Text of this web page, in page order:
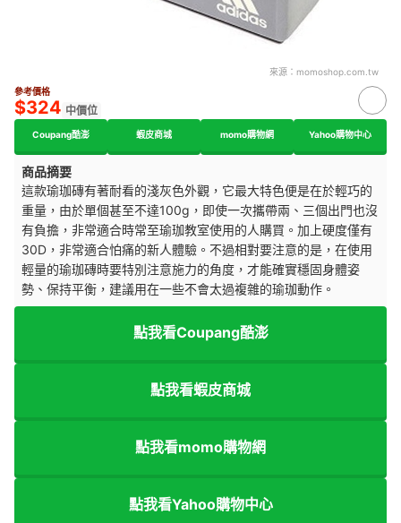
來源： momoshop.com.tw
參考價格
$324 中價位
Coupang酷澎 蝦皮商城 momo購物網 Yahoo購物中心
商品摘要
這款瑜珈磚有著耐看的淺灰色外觀，它最大特色便是在於輕巧的
重量，由於單個甚至不達100g，即使一次攜帶兩、三個出門也沒
有負擔，非常適合時常至瑜珈教室使用的人購買。加上硬度僅有
30D，非常適合怕痛的新人體驗。不過相對要注意的是，在使用
輕量的瑜珈磚時要特別注意施力的角度，才能確實穩固身體姿
勢、保持平衡，建議用在一些不會太過複雜的瑜珈動作。
點我看Coupang酷澎
點我看蝦皮商城
點我看momo購物網
點我看Yahoo購物中心